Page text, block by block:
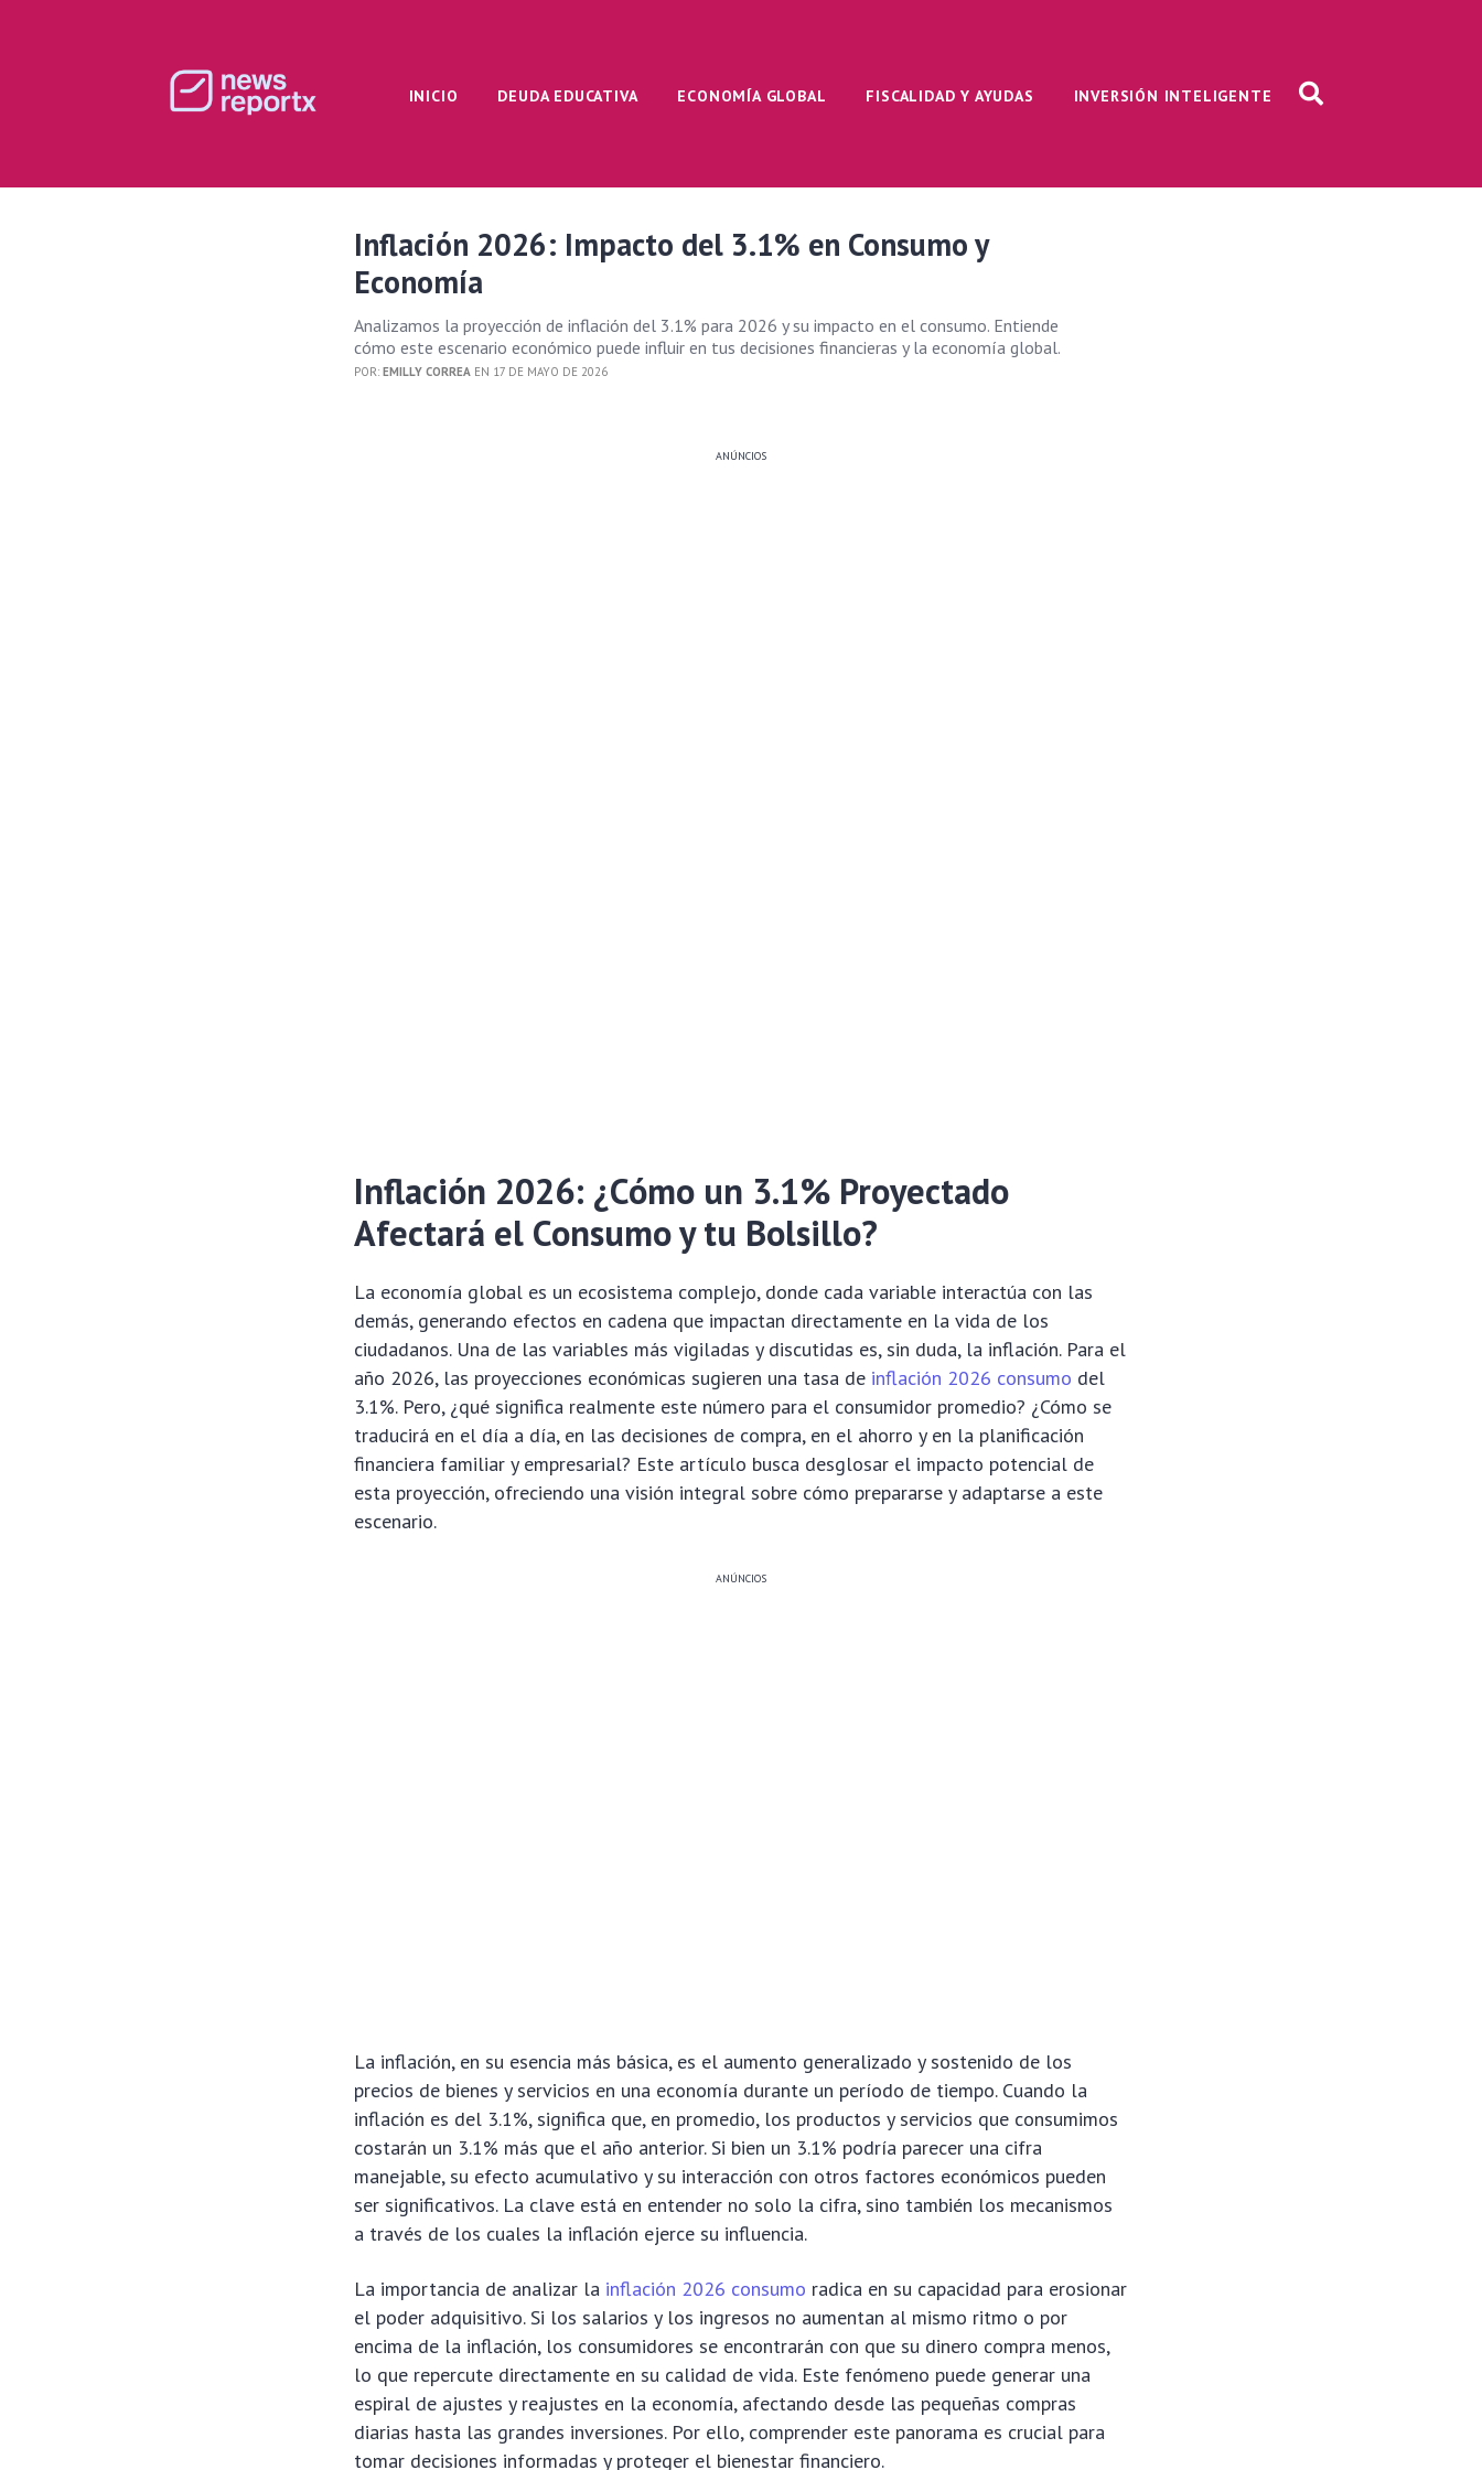
INICIO DEUDA EDUCATIVA ECONOMÍA GLOBAL FISCALIDAD Y AYUDAS INVERSIÓN INTELIGENTE
Inflación 2026: Impacto del 3.1% en Consumo y
Economía
Analizamos la proyección de inflación del 3.1% para 2026 y su impacto en el consumo. Entiende
cómo este escenario económico puede influir en tus decisiones financieras y la economía global.
POR:EMILLY CORREA EN 17 DE MAYO DE 2026
ANÚNCIOS
Inflación 2026: ¿Cómo un 3.1% Proyectado
Afectará el Consumo y tu Bolsillo?
La economía global es un ecosistema complejo, donde cada variable interactúa con las
demás, generando efectos en cadena que impactan directamente en la vida de los
ciudadanos. Una de las variables más vigiladas y discutidas es, sin duda, la inflación. Para el
año 2026, las proyecciones económicas sugieren una tasa de inflación 2026 consumo del
3.1%. Pero, ¿qué significa realmente este número para el consumidor promedio? ¿Cómo se
traducirá en el día a día, en las decisiones de compra, en el ahorro y en la planificación
financiera familiar y empresarial? Este artículo busca desglosar el impacto potencial de
esta proyección, ofreciendo una visión integral sobre cómo prepararse y adaptarse a este
escenario.
ANÚNCIOS
La inflación, en su esencia más básica, es el aumento generalizado y sostenido de los
precios de bienes y servicios en una economía durante un período de tiempo. Cuando la
inflación es del 3.1%, significa que, en promedio, los productos y servicios que consumimos
costarán un 3.1% más que el año anterior. Si bien un 3.1% podría parecer una cifra
manejable, su efecto acumulativo y su interacción con otros factores económicos pueden
ser significativos. La clave está en entender no solo la cifra, sino también los mecanismos
a través de los cuales la inflación ejerce su influencia.
La importancia de analizar la inflación 2026 consumo radica en su capacidad para erosionar
el poder adquisitivo. Si los salarios y los ingresos no aumentan al mismo ritmo o por
encima de la inflación, los consumidores se encontrarán con que su dinero compra menos,
lo que repercute directamente en su calidad de vida. Este fenómeno puede generar una
espiral de ajustes y reajustes en la economía, afectando desde las pequeñas compras
diarias hasta las grandes inversiones. Por ello, comprender este panorama es crucial para
tomar decisiones informadas y proteger el bienestar financiero.